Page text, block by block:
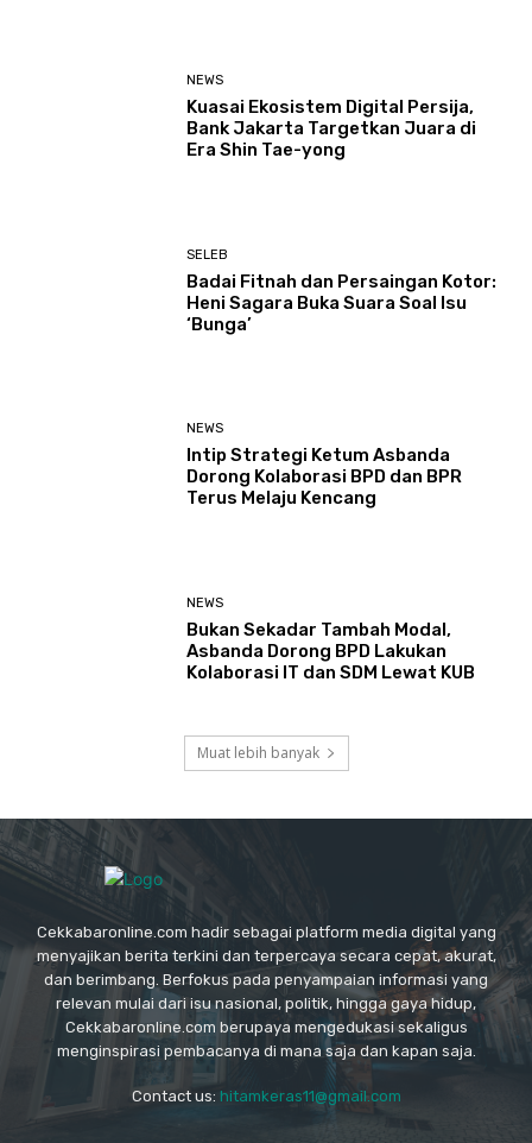
NEWS
Kuasai Ekosistem Digital Persija,
Bank Jakarta Targetkan Juara di
Era Shin Tae-yong
SELEB
Badai Fitnah dan Persaingan Kotor:
Heni Sagara Buka Suara Soal Isu
‘Bunga’
NEWS
Intip Strategi Ketum Asbanda
Dorong Kolaborasi BPD dan BPR
Terus Melaju Kencang
NEWS
Bukan Sekadar Tambah Modal,
Asbanda Dorong BPD Lakukan
Kolaborasi IT dan SDM Lewat KUB
Muat lebih banyak
Cekkabaronline.com hadir sebagai platform media digital yang
menyajikan berita terkini dan terpercaya secara cepat, akurat,
dan berimbang. Berfokus pada penyampaian informasi yang
relevan mulai dari isu nasional, politik, hingga gaya hidup,
Cekkabaronline.com berupaya mengedukasi sekaligus
menginspirasi pembacanya di mana saja dan kapan saja.
Contact us: hitamkeras11@gmail.com